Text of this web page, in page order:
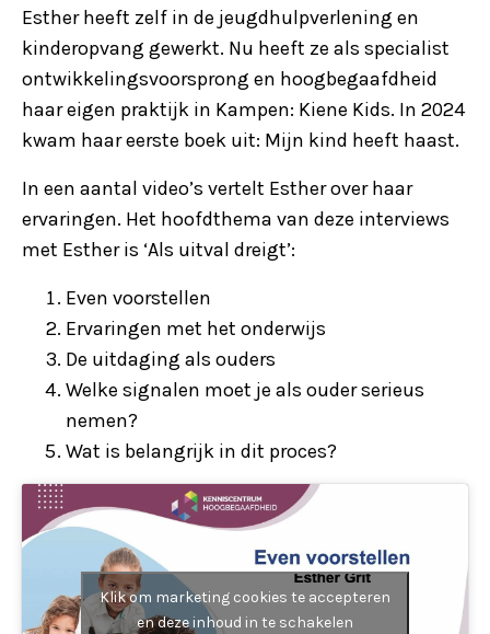
Esther heeft zelf in de jeugdhulpverlening en
kinderopvang gewerkt. Nu heeft ze als specialist
ontwikkelingsvoorsprong en hoogbegaafdheid
haar eigen praktijk in Kampen: Kiene Kids. In 2024
kwam haar eerste boek uit: Mijn kind heeft haast.
In een aantal video’s vertelt Esther over haar
ervaringen. Het hoofdthema van deze interviews
met Esther is ‘Als uitval dreigt’:
Even voorstellen
Ervaringen met het onderwijs
De uitdaging als ouders
Welke signalen moet je als ouder serieus
nemen?
Wat is belangrijk in dit proces?
Klik om marketing cookies te accepteren
en deze inhoud in te schakelen